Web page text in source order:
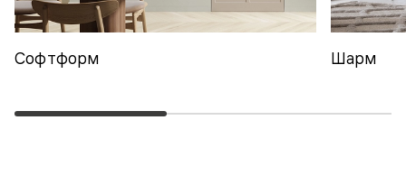
Софтформ Шарм